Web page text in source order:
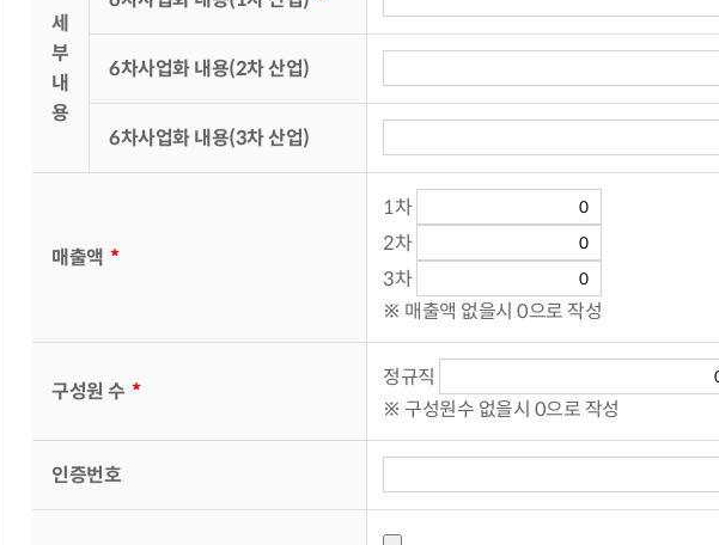
세
부
내
용
6차사업화 내용(2차 산업)
6차사업화 내용(3차 산업)
매출액 *
1차
2차
3차
※ 매출액 없을시 0으로 작성
구성원 수 *
정규직
※ 구성원수 없을시 0으로 작성
인증번호